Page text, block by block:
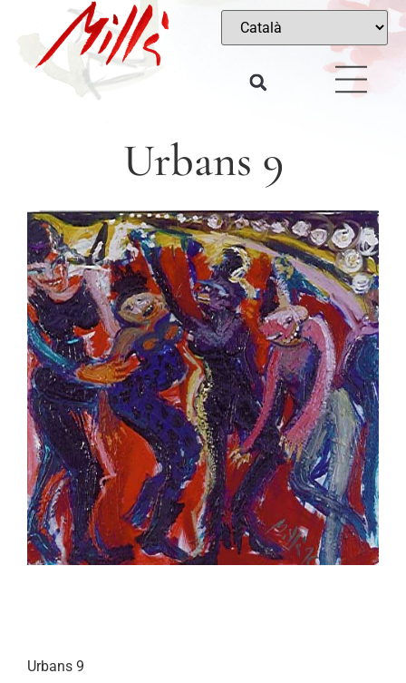
Urbans 9
Urbans 9